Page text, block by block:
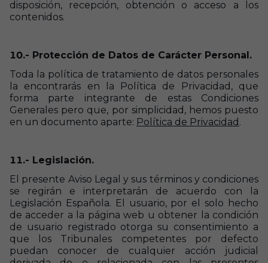
disposición, recepción, obtención o acceso a los
contenidos.
10.- Protección de Datos de Carácter Personal.
Toda la política de tratamiento de datos personales
la encontrarás en la Política de Privacidad, que
forma parte integrante de estas Condiciones
Generales pero que, por simplicidad, hemos puesto
en un documento aparte: Política de Privacidad .
11.- Legislación.
El presente Aviso Legal y sus términos y condiciones
se regirán e interpretarán de acuerdo con la
Legislación Española. El usuario, por el solo hecho
de acceder a la página web u obtener la condición
de usuario registrado otorga su consentimiento a
que los Tribunales competentes por defecto
puedan conocer de cualquier acción judicial